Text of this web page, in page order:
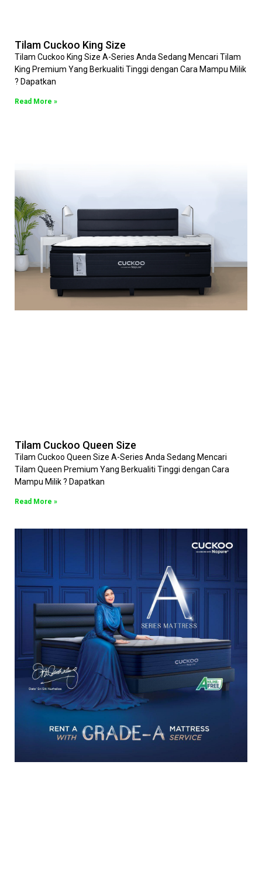
Tilam Cuckoo King Size
Tilam Cuckoo King Size A-Series Anda Sedang Mencari Tilam
King Premium Yang Berkualiti Tinggi dengan Cara Mampu Milik
? Dapatkan
Read More »
Tilam Cuckoo Queen Size
Tilam Cuckoo Queen Size A-Series Anda Sedang Mencari
Tilam Queen Premium Yang Berkualiti Tinggi dengan Cara
Mampu Milik ? Dapatkan
Read More »